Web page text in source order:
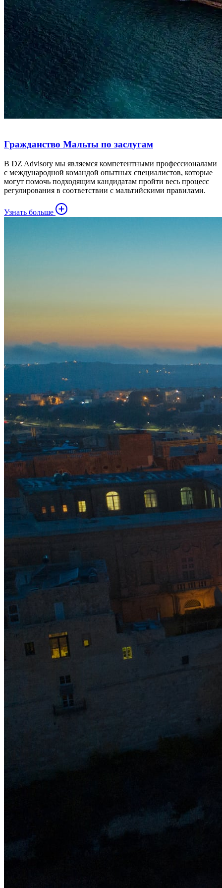
Гражданство Мальты по заслугам
В DZ Advisory мы являемся компетентными профессионалами
с международной командой опытных специалистов, которые
могут помочь подходящим кандидатам пройти весь процесс
регулирования в соответствии с мальтийскими правилами.
Узнать больше